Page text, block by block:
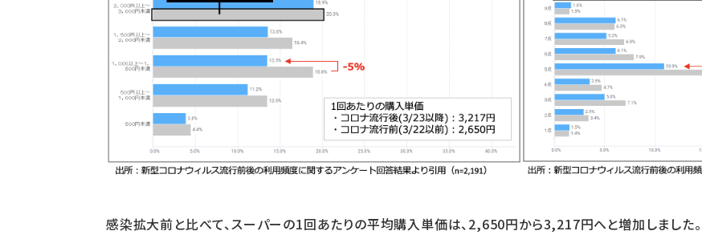
感染拡大前と比べて、スーパーの1回あたりの平均購入単価は、2,650円から3,217円へと増加しまし